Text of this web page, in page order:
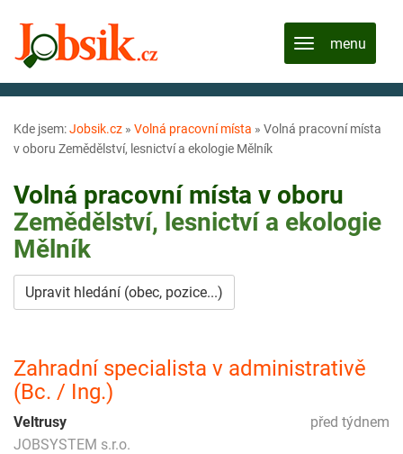
Kde jsem:Jobsik.cz » Volná pracovní místa » Volná pracovní místa
v oboru Zemědělství, lesnictví a ekologie Mělník
Volná pracovní místa v oboru
Zemědělství, lesnictví a ekologie
Mělník
Upravit hledání (obec, pozice...)
Zahradní specialista v administrativě
(Bc. / Ing.)
před týdnem
Veltrusy
JOBSYSTEM s.r.o.